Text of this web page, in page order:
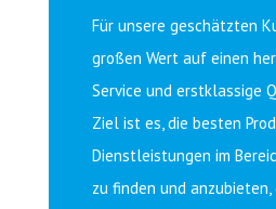
Für unsere geschätzten
großen Wert auf einen
Service und erstklassige
Ziel ist es, die besten
Dienstleistungen im
zu finden und anzubieten,